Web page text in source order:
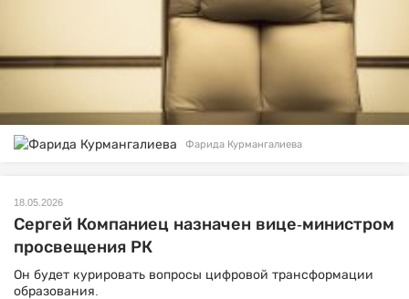
Фарида Курмангалиева
18.05.2026
Сергей Компаниец назначен вице-министром
просвещения РК
Он будет курировать вопросы цифровой трансформации
образования.